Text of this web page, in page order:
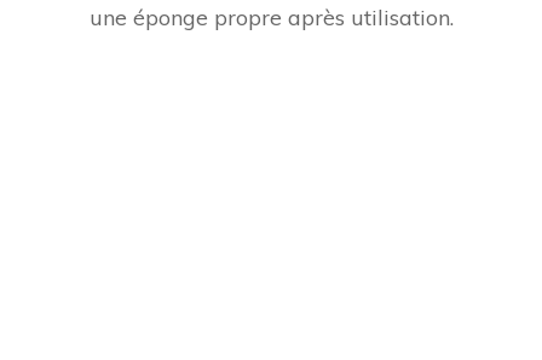
une éponge propre après utilisation.